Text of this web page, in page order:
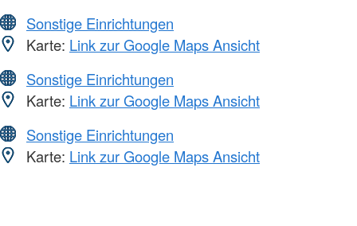
Sonstige Einrichtungen
Karte: Link zur Google Maps Ansicht
Sonstige Einrichtungen
Karte: Link zur Google Maps Ansicht
Sonstige Einrichtungen
Karte: Link zur Google Maps Ansicht